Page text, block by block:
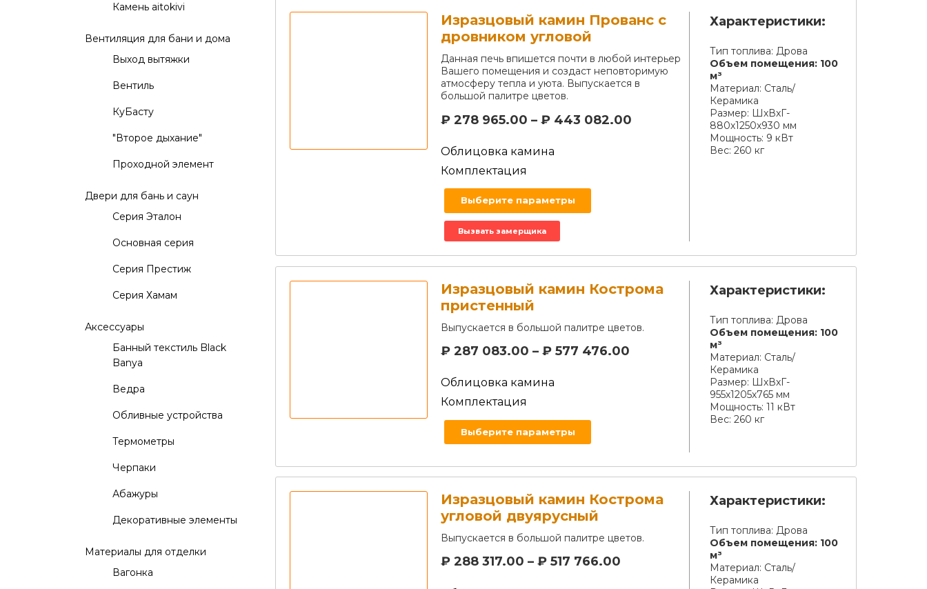
Камень aitokivi
Вентиляция для бани и дома
Выход вытяжки
Вентиль
КуБасту
"Второе дыхание"
Проходной элемент
Двери для бань и саун
Серия Эталон
Основная серия
Серия Престиж
Серия Хамам
Аксессуары
Банный текстиль Black
Banya
Ведра
Обливные устройства
Термометры
Черпаки
Абажуры
Декоративные элементы
Материалы для отделки
Вагонка
Изразцовый камин Прованс с
дровником угловой
Данная печь впишется почти в любой интерьер
Вашего помещения и создаст неповторимую
атмосферу тепла и уюта. Выпускается в
большой палитре цветов.
₽ 278 965.00 –₽ 443 082.00
Облицовка камина
Комплектация
Выберите параметры
Вызвать замерщика
Характеристики:
Тип топлива: Дрова
Объем помещения: 100
м³
Материал: Сталь/
Керамика
Размер: ШхВхГ-
880х1250х930 мм
Мощность: 9 кВт
Вес:260 кг
Изразцовый камин Кострома
пристенный
Выпускается в большой палитре цветов.
₽ 287 083.00 –₽ 577 476.00
Облицовка камина
Комплектация
Выберите параметры
Характеристики:
Тип топлива: Дрова
Объем помещения: 100
м³
Материал: Сталь/
Керамика
Размер: ШхВхГ-
955х1205х765 мм
Мощность:11 кВт
Вес:260 кг
Изразцовый камин Кострома
угловой двуярусный
Выпускается в большой палитре цветов.
₽ 288 317.00 –₽ 517 766.00
Характеристики:
Тип топлива: Дрова
Объем помещения: 100
м³
Материал: Сталь/
Керамика